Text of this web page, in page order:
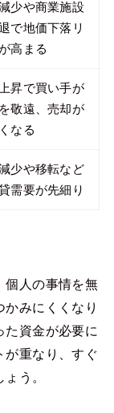
少や商業施設
で地価下落リ
高まる
昇で買い手が
敬遠、売却が
なる
少や移転など
需要が先細り
個人の事情を無
みにくくなり
た資金が必要に
が重なり、すぐ
う。